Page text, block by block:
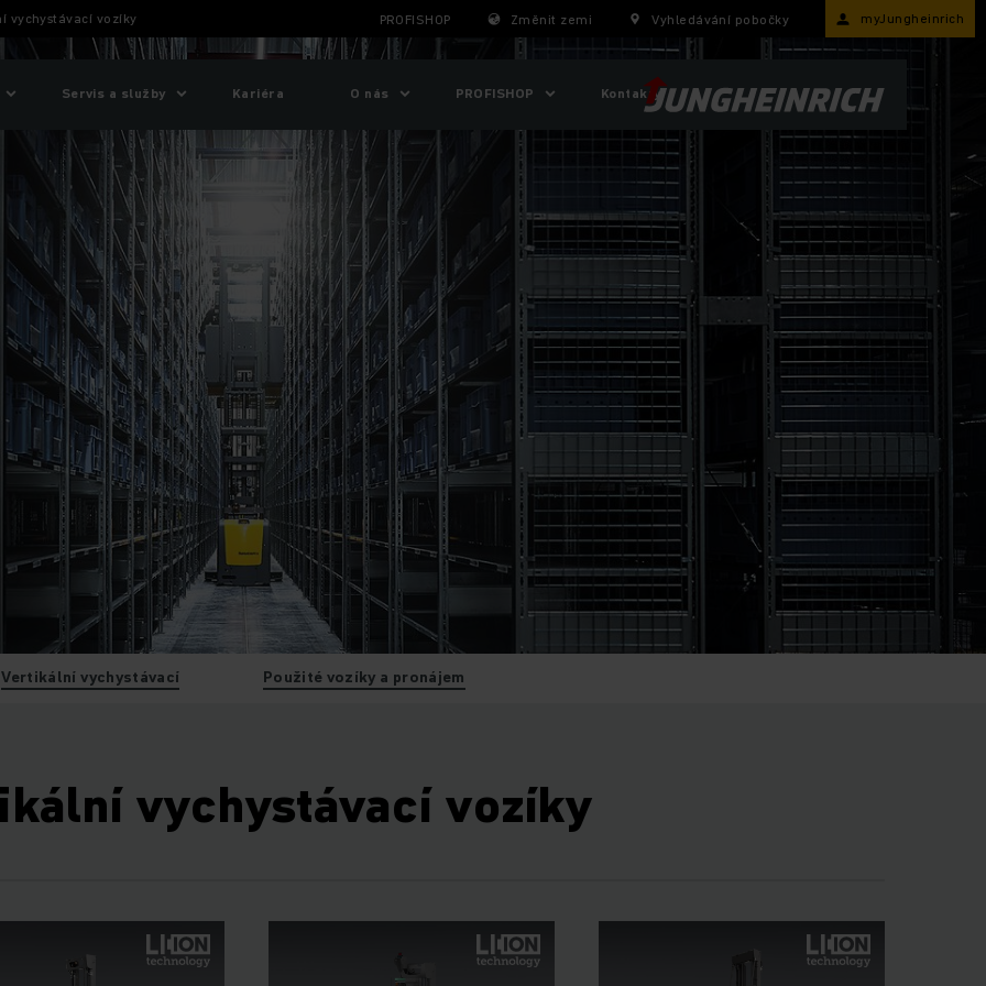
vychystávací vozíky PROFISHOP Změnit zemi Vyhledávání pobočky myJungheinrich
Servis a služby Kariéra O nás PROFISHOP Kontakty
Vertikální vychystávací Použité vozíky a pronájem
vychystávací vozíky